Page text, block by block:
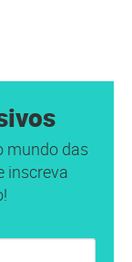
mundo das
inscreva